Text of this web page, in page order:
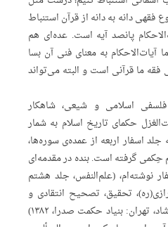
فقهی دانه به دانه از قرآن استنباط
پانصد آیه است. عده‌ای هم
می‌دانند، اما آیات‌الاحکام به معنای فنی آن بسا
فقه ما قرآنی است و البته می‌تواند
فلسفی اسلامی و شیعی، شاهکار
حکمای تاریخ اسلام به شمار
اسفار اربعه از عمده‌ی سوره‌ها،
حِکمی گرفته است. بنده در مقدمه‌ای
(علم‌النفس، جلد هشتم
تحقیق، تصحیح انتقادی و
مقدمه حجت‌الاسلام علی‌اکبر رشاد، تهران: بنیاد حکمت صدرا، ۱۳۸۲)